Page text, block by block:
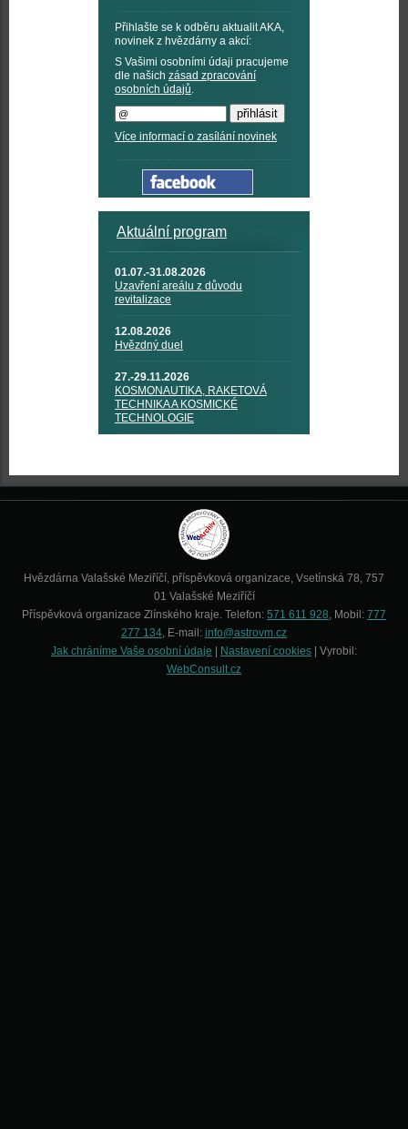
Přihlašte se k odběru aktualit AKA,
novinek z hvězdárny a akcí:
S Vašimi osobními údaji pracujeme
dle našich zásad zpracování
osobních údajů.
Více informací o zasílání novinek
Aktuální program
01.07.-31.08.2026
Uzavření areálu z důvodu
revitalizace
12.08.2026
Hvězdný duel
27.-29.11.2026
KOSMONAUTIKA, RAKETOVÁ
TECHNIKA A KOSMICKÉ
TECHNOLOGIE
Hvězdárna Valašské Meziříčí, příspěvková organizace, Vsetínská 78, 757
01 Valašské Meziříčí
Příspěvková organizace Zlínského kraje. Telefon: 571 611 928, Mobil: 777
277 134, E-mail: info@astrovm.cz
Jak chráníme Vaše osobní údaje
Nastavení cookies | Vyrobil:
WebConsult.cz